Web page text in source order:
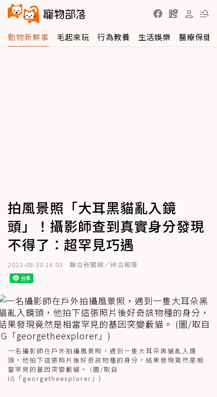
動物新鮮事 毛起來玩 行為教養 生活娛樂 醫療保健
拍風景照「大耳黑貓亂入鏡
頭」！攝影師查到真實身分發現
不得了：超罕見巧遇
2023-09-30 14:03 聯合新聞網／綜合報導
一名攝影師在戶外拍攝風景照，遇到一隻大耳朵黑貓亂入鏡
頭，他拍下這張照片後好奇該物種的身分，結果發現竟然是相
當罕見的基因突變藪貓。 (圖/取自
IG「georgetheexplorer」)